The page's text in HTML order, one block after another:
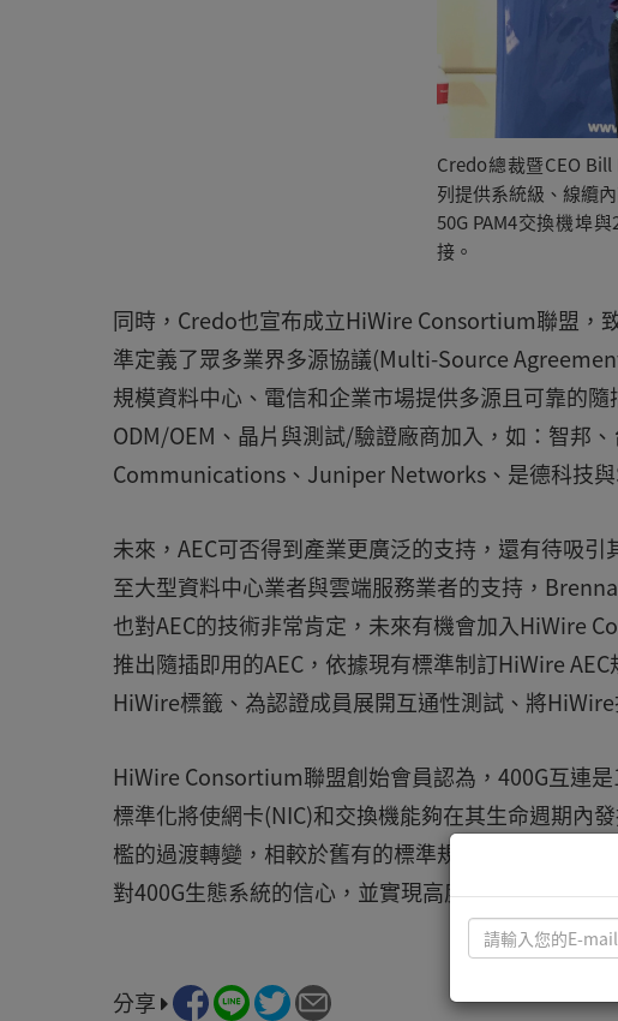
Credo總裁暨CEO
列提供系統級、線纜
50G PAM4交換機埠
接。
同時，Credo也宣布成立HiWire Consortium聯盟，
準定義了眾多業界多源協議(Multi-Source
規模資料中心、電信和企業市場提供多源且可靠的
ODM/OEM、晶片與測試/驗證廠商加入，如：智邦
Communications、Juniper Networks、是德科技
未來，AEC可否得到產業更廣泛的支持，還有待吸
至大型資料中心業者與雲端服務業者的支持，
也對AEC的技術非常肯定，未來有機會加入HiWire
推出隨插即用的AEC，依據現有標準制訂HiWire
HiWire標籤、為認證成員展開互通性測試、將
HiWire Consortium聯盟創始會員認為，400G互連
標準化將使網卡(NIC)和交換機能夠在其生命週期內
檻的過渡轉變，相較於舊有的標準規範，廠商需要
對400G生態系統的信心，並實現高度互通性。
分享